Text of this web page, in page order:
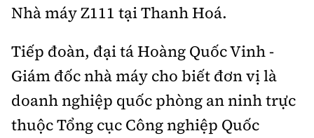
Nhà máy Z111 tại Thanh Hoá.
Tiếp đoàn, đại tá Hoàng Quốc Vinh -
Giám đốc nhà máy cho biết đơn vị là
doanh nghiệp quốc phòng an ninh trực
thuộc Tổng cục Công nghiệp Quốc